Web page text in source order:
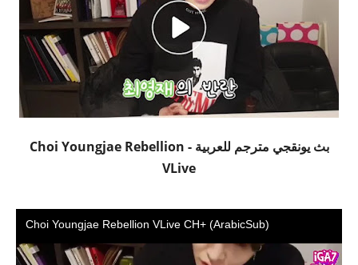
بث يونقجي مترجم للعربية - Choi Youngjae Rebellion
VLive